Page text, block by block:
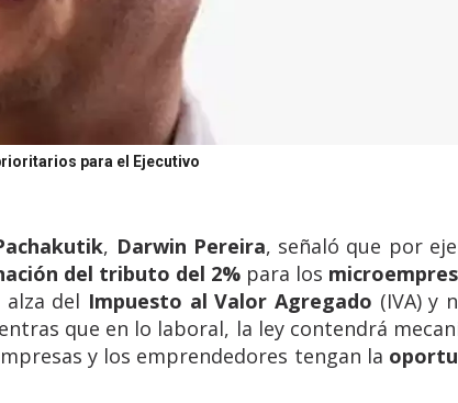
para el Ejecutivo
, Darwin Pereira, señaló que por
del tributo del 2% para los
del Impuesto al Valor Agregado (IVA) y
que en lo laboral, la ley contendrá
y los emprendedores tengan la